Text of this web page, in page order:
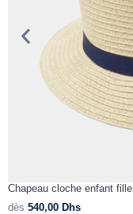
Chapeau cloche enfant fille
dès 540,00 Dhs